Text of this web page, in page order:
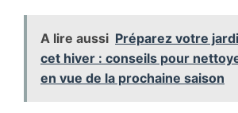
A lire aussi Préparez votre
cet hiver : conseils pour
en vue de la prochaine saison